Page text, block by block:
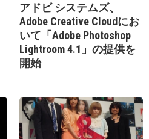
アドビ システムズ、
Adobe Creative Cloudにお
いて「Adobe Photoshop
Lightroom 4.1」の提供を
開始